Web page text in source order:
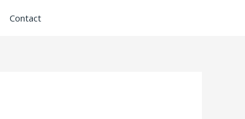
Contact